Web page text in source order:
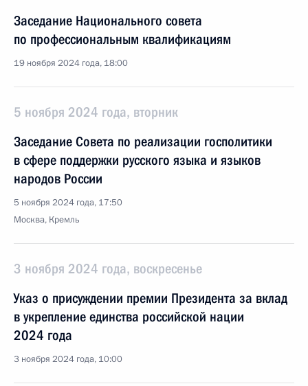
Заседание Национального совета
по профессиональным квалификациям
19 ноября 2024 года, 18:00
5 ноября 2024 года, вторник
Заседание Совета по реализации госполитики
в сфере поддержки русского языка и языков
народов России
5 ноября 2024 года, 17:50
Москва, Кремль
3 ноября 2024 года, воскресенье
Указ о присуждении премии Президента за вклад
в укрепление единства российской нации
2024 года
3 ноября 2024 года, 10:00